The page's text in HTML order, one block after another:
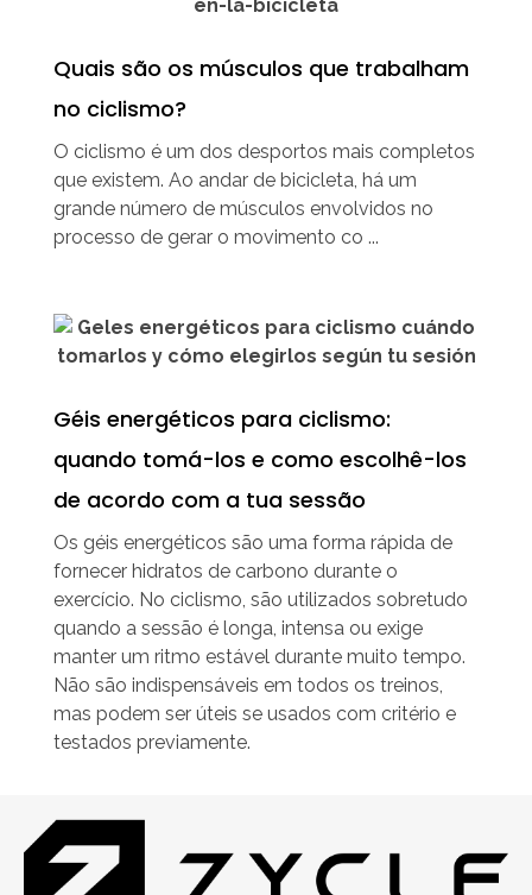
Quais são os músculos que trabalham
no ciclismo?
O ciclismo é um dos desportos mais completos
que existem. Ao andar de bicicleta, há um
grande número de músculos envolvidos no
processo de gerar o movimento co ...
Géis energéticos para ciclismo:
quando tomá-los e como escolhê-los
de acordo com a tua sessão
Os géis energéticos são uma forma rápida de
fornecer hidratos de carbono durante o
exercício. No ciclismo, são utilizados sobretudo
quando a sessão é longa, intensa ou exige
manter um ritmo estável durante muito tempo.
Não são indispensáveis em todos os treinos,
mas podem ser úteis se usados com critério e
testados previamente.